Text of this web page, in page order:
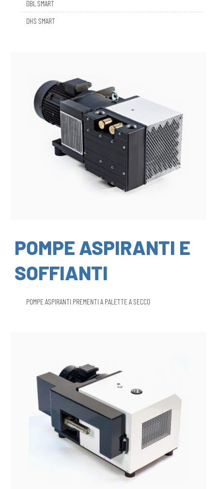
DHS SMART
POMPE ASPIRANTI E
SOFFIANTI